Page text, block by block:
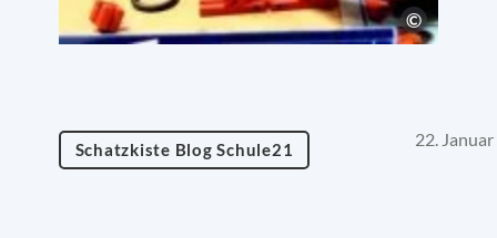
Schatzkiste Blog Schule21 22.